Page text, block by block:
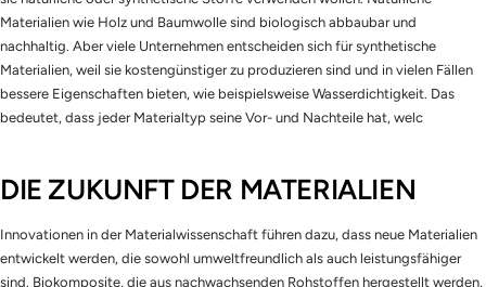
Materialien wie Holz und Baumwolle sind biologisch abbaubar und
nachhaltig. Aber viele Unternehmen entscheiden sich für synthetische
Materialien, weil sie kostengünstiger zu produzieren sind und in vielen Fällen
bessere Eigenschaften bieten, wie beispielsweise Wasserdichtigkeit. Das
bedeutet, dass jeder Materialtyp seine Vor- und Nachteile hat, welc
DIE ZUKUNFT DER MATERIALIEN
Innovationen in der Materialwissenschaft führen dazu, dass neue Materialien
entwickelt werden, die sowohl umweltfreundlich als auch leistungsfähiger
sind. Biokomposite, die aus nachwachsenden Rohstoffen hergestellt werden,